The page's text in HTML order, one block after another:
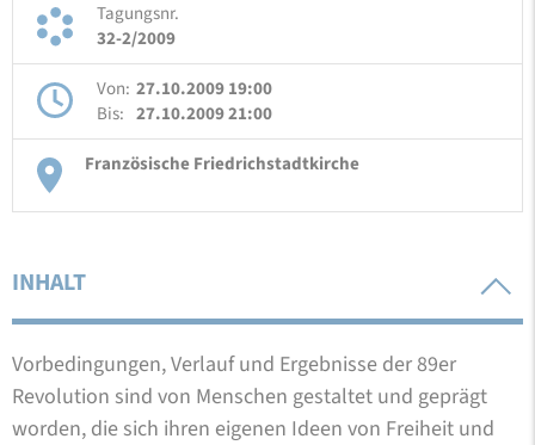
Tagungsnr.
32-2/2009
Von: 27.10.2009 19:00
Bis: 27.10.2009 21:00
Französische Friedrichstadtkirche
INHALT
Vorbedingungen, Verlauf und Ergebnisse der 89er
Revolution sind von Menschen gestaltet und geprägt
worden, die sich ihren eigenen Ideen von Freiheit und